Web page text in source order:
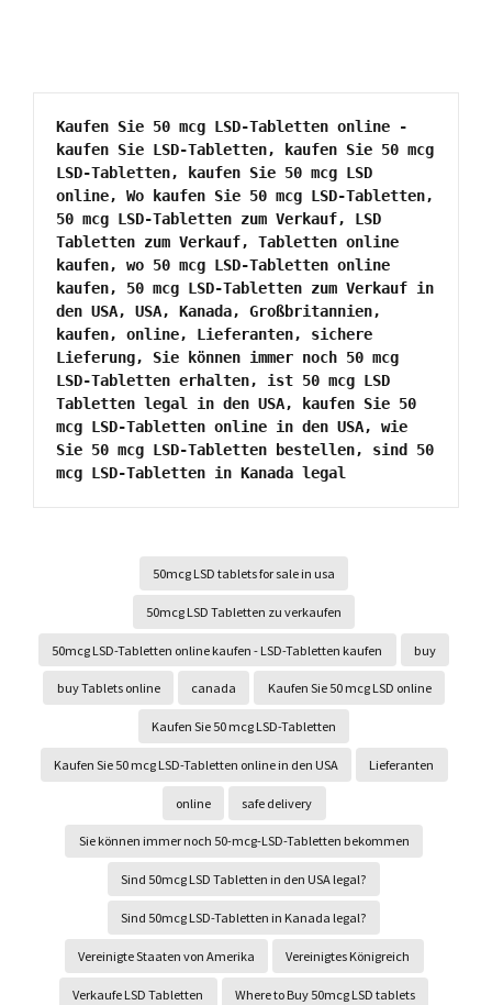
Kaufen Sie 50 mcg LSD-Tabletten online -
kaufen Sie LSD-Tabletten, kaufen Sie 50 mcg
LSD-Tabletten, kaufen Sie 50 mcg LSD
online, Wo kaufen Sie 50 mcg LSD-Tabletten,
50 mcg LSD-Tabletten zum Verkauf, LSD
Tabletten zum Verkauf, Tabletten online
kaufen, wo 50 mcg LSD-Tabletten online
kaufen, 50 mcg LSD-Tabletten zum Verkauf in
den USA, USA, Kanada, Großbritannien,
kaufen, online, Lieferanten, sichere
Lieferung, Sie können immer noch 50 mcg
LSD-Tabletten erhalten, ist 50 mcg LSD
Tabletten legal in den USA, kaufen Sie 50
mcg LSD-Tabletten online in den USA, wie
Sie 50 mcg LSD-Tabletten bestellen, sind 50
mcg LSD-Tabletten in Kanada legal
50mcg LSD tablets for sale in usa
50mcg LSD Tabletten zu verkaufen
50mcg LSD-Tabletten online kaufen - LSD-Tabletten kaufen buy
buy Tablets online canada Kaufen Sie 50 mcg LSD online
Kaufen Sie 50 mcg LSD-Tabletten
Kaufen Sie 50 mcg LSD-Tabletten online in den USA Lieferanten
online safe delivery
Sie können immer noch 50-mcg-LSD-Tabletten bekommen
Sind 50mcg LSD Tabletten in den USA legal?
Sind 50mcg LSD-Tabletten in Kanada legal?
Vereinigte Staaten von Amerika Vereinigtes Königreich
Verkaufe LSD Tabletten Where to Buy 50mcg LSD tablets